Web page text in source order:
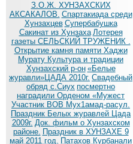
З.О.Ж. ХУНЗАХСКИХ
АКСАКАЛОВ. Спартакиада среди
Хунзахцев Супербабушка
Сакинат из Хунзаха Лотерея
газеты СЕЛЬСКИЙ ТРУЖЕНИК .
Открытие камня памяти Хаджи
Мурату Культура и традиции
Хунзахский р-он «Белые
журавли»ЦАДА 2010г. Cвадебный
обряд c.Сиух посмертно
наградили Орденом «Мужест
Участник ВОВ Мух1амад-расул.
Праздник Белых журавлей Цада
2009г. Док. фильм о Хунзахском
районе. Праздник в ХУНЗАХЕ 9
май 2011 год. Патахов Курбанали